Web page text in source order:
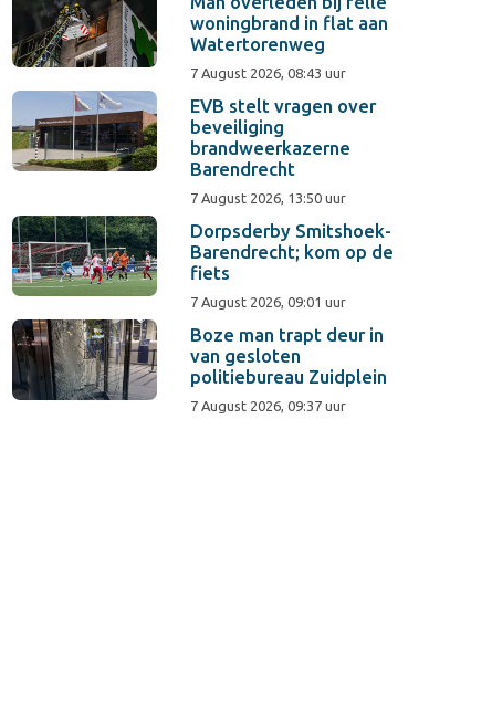
woningbrand in flat aan
Watertorenweg
7 August 2026, 08:43 uur
EVB stelt vragen over
beveiliging
brandweerkazerne
Barendrecht
7 August 2026, 13:50 uur
Dorpsderby Smitshoek-
Barendrecht; kom op de
fiets
7 August 2026, 09:01 uur
Boze man trapt deur in
van gesloten
politiebureau Zuidplein
7 August 2026, 09:37 uur